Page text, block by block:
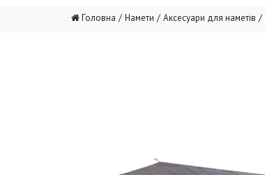
Головна Намети Аксесуари для наметів